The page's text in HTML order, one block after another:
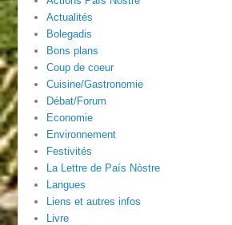
Actualités
Bolegadis
Bons plans
Coup de coeur
Cuisine/Gastronomie
Débat/Forum
Economie
Environnement
Festivités
La Lettre de País Nòstre
Langues
Liens et autres infos
Livre